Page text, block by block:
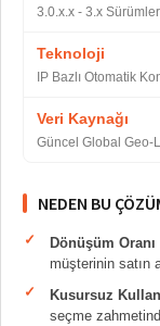
3.0.x.x - 3.x
Teknoloji
IP Bazlı Otomatik
Veri Kaynağı
Güncel Global Geo-
NEDEN BU
Dönüşüm Oranı
müşterinin satın
Kusursuz
seçme